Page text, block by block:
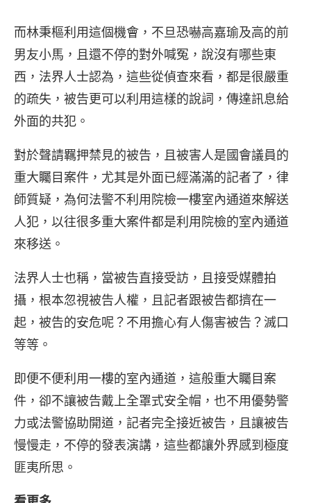
而林秉樞利用這個機會，不旦恐嚇高嘉瑜及高的前
男友小馬，且還不停的對外喊冤，說沒有哪些東
西，法界人士認為，這些從偵查來看，都是很嚴重
的疏失，被告更可以利用這樣的說詞，傳達訊息給
外面的共犯。
對於聲請羈押禁見的被告，且被害人是國會議員的
重大矚目案件，尤其是外面已經滿滿的記者了，律
師質疑，為何法警不利用院檢一樓室內通道來解送
人犯，以往很多重大案件都是利用院檢的室內通道
來移送。
法界人士也稱，當被告直接受訪，且接受媒體拍
攝，根本忽視被告人權，且記者跟被告都擠在一
起，被告的安危呢？不用擔心有人傷害被告？滅口
等等。
即便不便利用一樓的室內通道，這般重大矚目案
件，卻不讓被告戴上全罩式安全帽，也不用優勢警
力或法警協助開道，記者完全接近被告，且讓被告
慢慢走，不停的發表演講，這些都讓外界感到極度
匪夷所思。